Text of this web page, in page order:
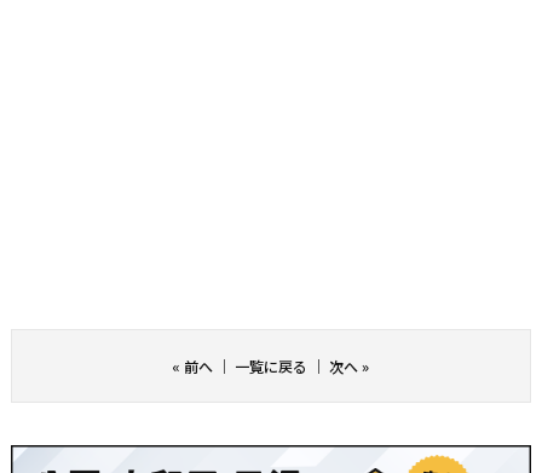
« 前へ ｜ 一覧に戻る ｜次へ»